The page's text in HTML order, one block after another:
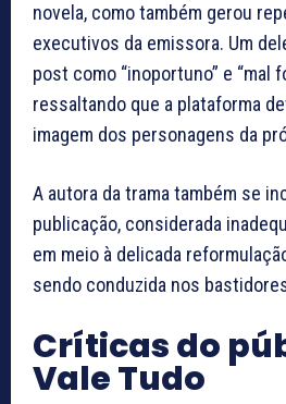
novela, como também gerou
executivos da emissora. Um
post como “inoportuno” e “mal
ressaltando que a plataforma
imagem dos personagens da
A autora da trama também se
publicação, considerada
em meio à delicada
sendo conduzida nos
Críticas do
Vale Tudo